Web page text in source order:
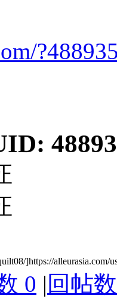
]https://alleurasia.com/
0 | 回帖